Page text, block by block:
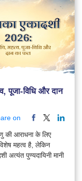
पूजा-विधि और दान
on
की आराधना के लिए
महत्व है, लेकिन
अत्यंत पुण्यदायिनी मानी